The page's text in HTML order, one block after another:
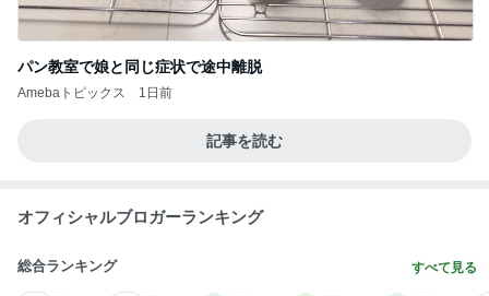
パン教室で娘と同じ症状で途中離脱
Amebaトピックス 1日前
記事を読む
オフィシャルブロガーランキング
総合ランキング すべて見る